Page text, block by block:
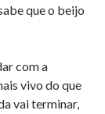
que o beijo
com a
vivo do que
vai terminar,